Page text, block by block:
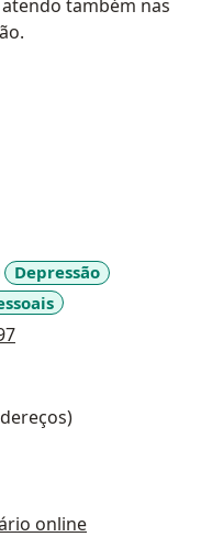
também nas
Depressão
online